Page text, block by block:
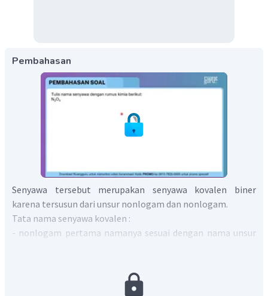
Pembahasan
Senyawa tersebut merupakan senyawa kovalen biner
karena tersusun dari unsur nonlogam dan nonlogam.
Tata nama senyawa kovalen :
- nonlogam pertama namanya sesuai dengan nama unsur
akhirannya diganti dengan –ida
- menyebutkan nama Yunani yang menyatakan jumlah